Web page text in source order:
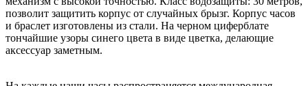
позволит защитить корпус от случайных брызг. Корпус часов
и браслет изготовлены из стали. На черном циферблате
тончайшие узоры синего цвета в виде цветка, делающие
аксессуар заметным.